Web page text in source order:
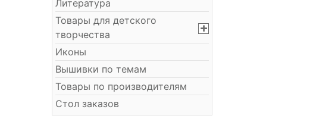
Литература
Товары для детского
творчества
Иконы
Вышивки по темам
Товары по производителям
Стол заказов